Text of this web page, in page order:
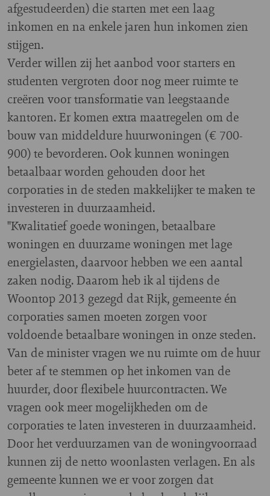
afgestudeerden) die starten met een laag
inkomen en na enkele jaren hun inkomen zien
stijgen.
Verder willen zij het aanbod voor starters en
studenten vergroten door nog meer ruimte te
creëren voor transformatie van leegstaande
kantoren. Er komen extra maatregelen om de
bouw van middeldure huurwoningen (€ 700-
900) te bevorderen. Ook kunnen woningen
betaalbaar worden gehouden door het
corporaties in de steden makkelijker te maken te
investeren in duurzaamheid.
"Kwalitatief goede woningen, betaalbare
woningen en duurzame woningen met lage
energielasten, daarvoor hebben we een aantal
zaken nodig. Daarom heb ik al tijdens de
Woontop 2013 gezegd dat Rijk, gemeente én
corporaties samen moeten zorgen voor
voldoende betaalbare woningen in onze steden.
Van de minister vragen we nu ruimte om de huur
beter af te stemmen op het inkomen van de
huurder, door flexibele huurcontracten. We
vragen ook meer mogelijkheden om de
corporaties te laten investeren in duurzaamheid.
Door het verduurzamen van de woningvoorraad
kunnen zij de netto woonlasten verlagen. En als
gemeente kunnen we er voor zorgen dat